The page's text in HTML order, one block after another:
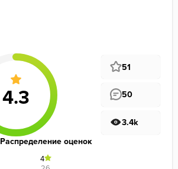
51
50
3.4k
Распределение оценок
4